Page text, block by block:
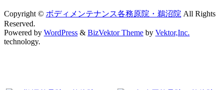
Copyright © ボディメンテナンス各務原院・鵜沼院 All Rights
Reserved.
Powered by WordPress & BizVektor Theme by Vektor,Inc.
technology.